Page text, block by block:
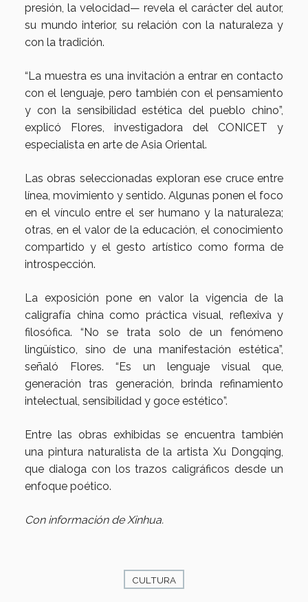
presión, la velocidad— revela el carácter del autor,
su mundo interior, su relación con la naturaleza y
con la tradición.
“La muestra es una invitación a entrar en contacto
con el lenguaje, pero también con el pensamiento
y con la sensibilidad estética del pueblo chino”,
explicó Flores, investigadora del CONICET y
especialista en arte de Asia Oriental.
Las obras seleccionadas exploran ese cruce entre
línea, movimiento y sentido. Algunas ponen el foco
en el vínculo entre el ser humano y la naturaleza;
otras, en el valor de la educación, el conocimiento
compartido y el gesto artístico como forma de
introspección.
La exposición pone en valor la vigencia de la
caligrafía china como práctica visual, reflexiva y
filosófica. “No se trata solo de un fenómeno
lingüístico, sino de una manifestación estética”,
señaló Flores. “Es un lenguaje visual que,
generación tras generación, brinda refinamiento
intelectual, sensibilidad y goce estético”.
Entre las obras exhibidas se encuentra también
una pintura naturalista de la artista Xu Dongqing,
que dialoga con los trazos caligráficos desde un
enfoque poético.
Con información de Xinhua.
CULTURA